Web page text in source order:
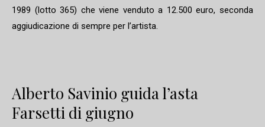
1989 (lotto 365) che viene venduto a 12.500 euro, seconda
aggiudicazione di sempre per l’artista.
Alberto Savinio guida l’asta
Farsetti di giugno